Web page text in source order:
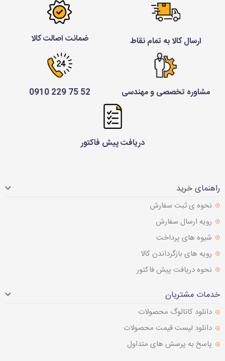
ارسال کالا به تمام نقاط ضمانت اصالت کالا
مشاوره تخصصی و مهندسی 52 75 229 0910
دریافت پیش فاکتور
راهنمای خرید
نحوه ی ثبت سفارش
رویه ارسال سفارش
شیوه های پرداخت
رویه های بازگرداندن کالا
نحوه دریافت پیش فاکتور
خدمات مشتریان
دانلود کاتالوگ محصولات
دانلود لیست قیمت محصولات
پاسخ به پرسش های متداول